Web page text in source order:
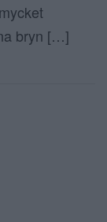
bryn […]